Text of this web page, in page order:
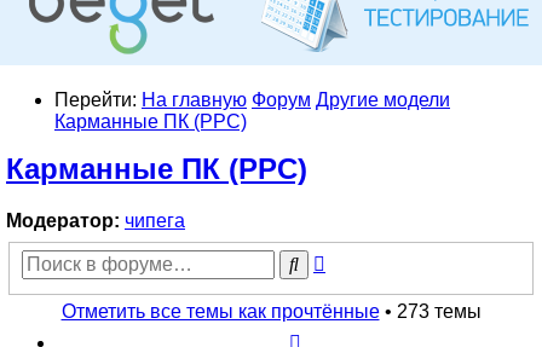
Перейти: На главную Форум Другие модели
Карманные ПК (PPC)
Карманные ПК (PPC)
Модератор: чипега
Поиск
Отметить все темы как прочтённые• 273 темы